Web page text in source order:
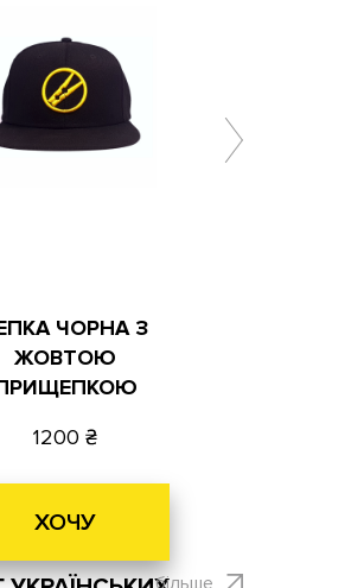
ЧОРНА З
ЖОВТОЮ
1200
ХОЧУ
більше